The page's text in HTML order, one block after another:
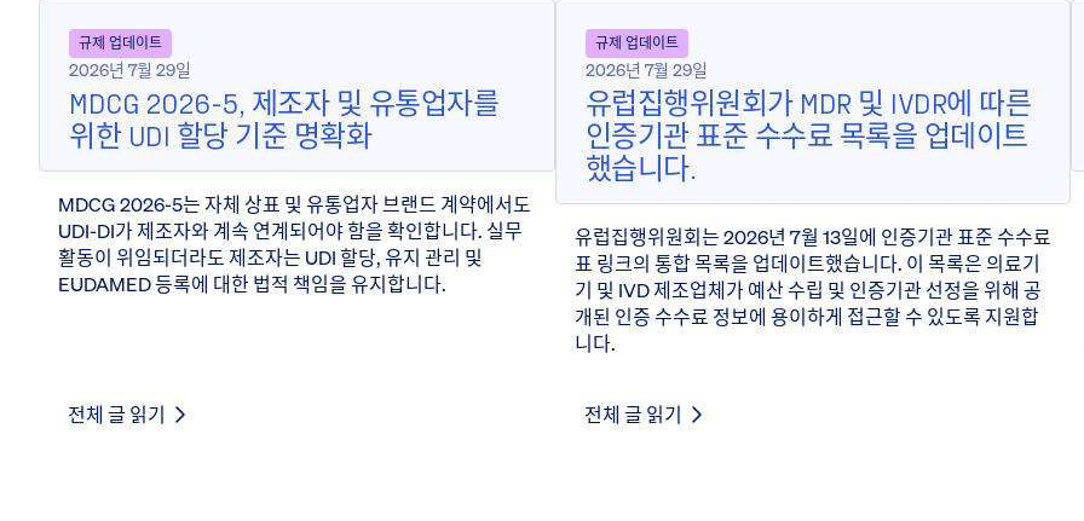
규제 업데이트
2026년 7월 29일
MDCG 2026-5, 제조자 및 유통업자를
위한 UDI 할당 기준 명확화
MDCG 2026-5는 자체 상표 및 유통업자 브랜드 계약에서도
UDI-DI가 제조자와 계속 연계되어야 함을 확인합니다. 실무
활동이 위임되더라도 제조자는 UDI 할당, 유지 관리 및
EUDAMED 등록에 대한 법적 책임을 유지합니다.
전체 글 읽기
규제 업데이트
2026년 7월 29일
유럽집행위원회가 MDR 및 IVDR에 따른
인증기관 표준 수수료 목록을 업데이트
했습니다.
유럽집행위원회는 2026년 7월 13일에 인증기관 표준 수수료
표 링크의 통합 목록을 업데이트했습니다. 이 목록은 의료기
기 및 IVD 제조업체가 예산 수립 및 인증기관 선정을 위해 공
개된 인증 수수료 정보에 용이하게 접근할 수 있도록 지원합
니다.
전체 글 읽기